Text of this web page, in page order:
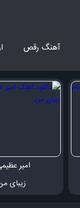
آهنگ رقص
امیر
زیبای